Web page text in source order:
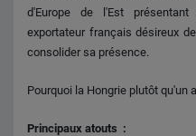
d'Europe de l'Est
exportateur français désireux
consolider sa présence.
Pourquoi la Hongrie plutôt qu'un
Principaux atouts :